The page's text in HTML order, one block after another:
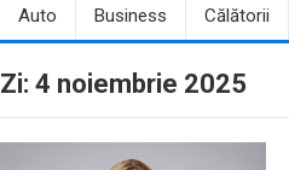
Auto Business Călătorii
Zi: 4 noiembrie 2025